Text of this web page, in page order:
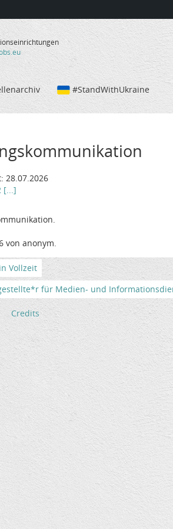
#StandWithUkraine
28.07.2026
[...]
von anonym.
Vollzeit
für Medien- und
Credits